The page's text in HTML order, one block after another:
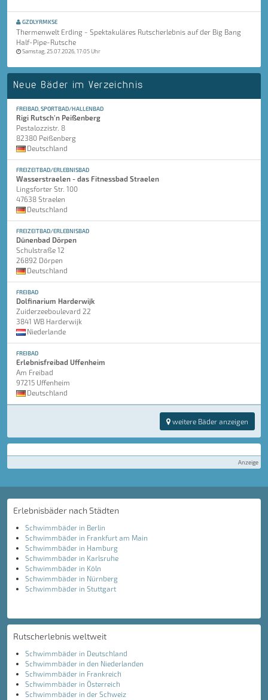
GZDLYRMKSE
Thermenwelt Erding - Spektakuläres Rutscherlebnis auf der Big Bang
Half-Pipe-Rutsche
Samstag, 25.07.2026, 17:05 Uhr
Neue Bäder im Verzeichnis
FREIBAD, SPORTBAD/HALLENBAD
Rigi Rutsch'n Peißenberg
Pestalozzistr. 8
82380 Peißenberg
Deutschland
FREIZEITBAD/ERLEBNISBAD
Wasserstraelen - das Fitnessbad Straelen
Lingsforter Str. 100
47638 Straelen
Deutschland
FREIZEITBAD/ERLEBNISBAD
Dünenbad Dörpen
Schulstraße 12
26892 Dörpen
Deutschland
FREIBAD
Dolfinarium Harderwijk
Zuiderzeeboulevard 22
3841 WB Harderwijk
Niederlande
FREIBAD
Erlebnisfreibad Uffenheim
Am Freibad
97215 Uffenheim
Deutschland
weitere Bäder anzeigen
Anzeige
Erlebnisbäder nach Städten
Schwimmbäder in Berlin
Schwimmbäder in Frankfurt am Main
Schwimmbäder in Hamburg
Schwimmbäder in Karlsruhe
Schwimmbäder in Köln
Schwimmbäder in Nürnberg
Schwimmbäder in Stuttgart
Rutscherlebnis weltweit
Schwimmbäder in Deutschland
Schwimmbäder in den Niederlanden
Schwimmbäder in Frankreich
Schwimmbäder in Österreich
Schwimmbäder in der Schweiz